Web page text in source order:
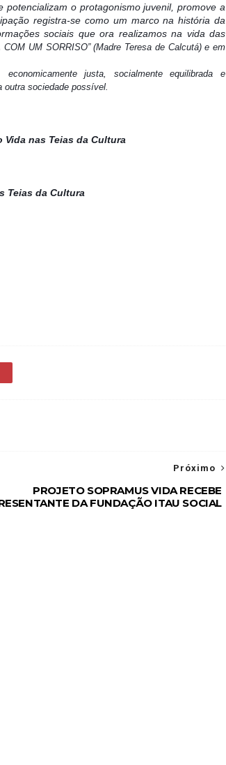
o protagonismo juvenil, promove a
registra-se como um marco na história da
sociais que ora realizamos na vida das
UM SORRISO” (Madre Teresa de Calcutá) e em
justa, socialmente equilibrada e
sociedade possível.
nas Teias da Cultura
Teias da Cultura
Próximo
PROJETO SOPRAMUS VIDA RECEBE
DA FUNDAÇÃO ITAU SOCIAL